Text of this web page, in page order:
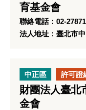
育基金會
聯絡電話：02-
法人地址：臺北市
中正區 許可證
財團法人臺北
金會